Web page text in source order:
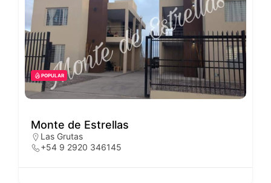
POPULAR
Monte de Estrellas
Las Grutas
+54 9 2920 346145